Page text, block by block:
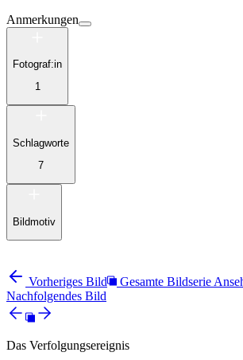
Anmerkungen
Fotograf:in
1
Schlagworte
7
Bildmotiv
Vorheriges Bild
Gesamte Bildserie
Nachfolgendes Bild
Das Verfolgungsereignis